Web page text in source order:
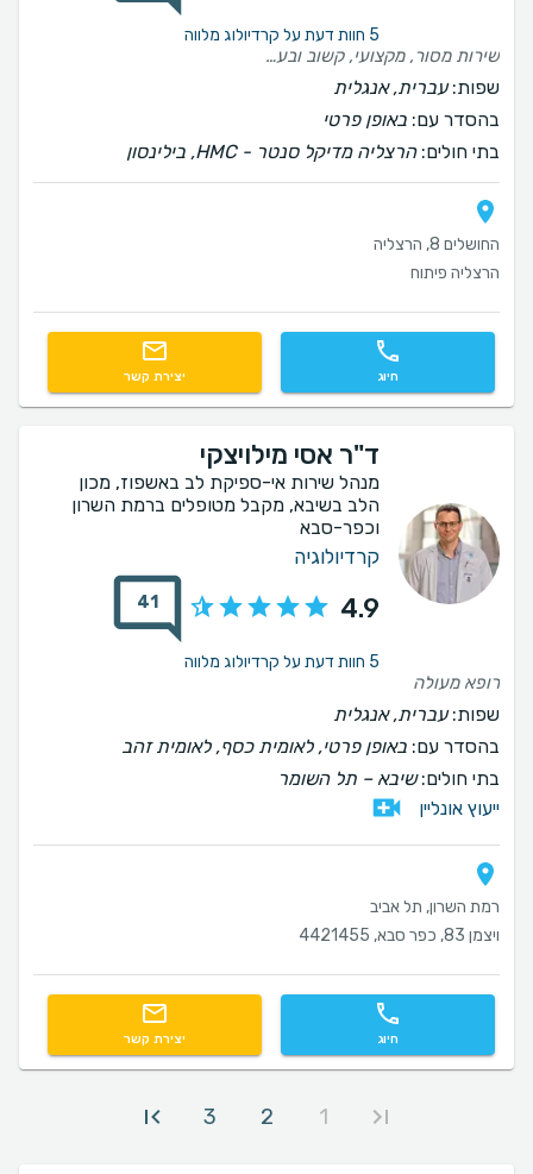
5 חוות דעת על קרדיולוג מלווה
שירות מסור, מקצועי, קשוב ובעל תועלת מרובה
שפות:עברית, אנגלית
בהסדר עם: באופן פרטי
בתי חולים:הרצליה מדיקל סנטר - HMC, בילינסון
החושלים 8, הרצליה
הרצליה פיתוח
חיוג יצירת קשר
ד"ר אסי מילויצקי
מנהל שירות אי-ספיקת לב באשפוז, מכון
הלב בשיבא, מקבל מטופלים ברמת השרון
וכפר-סבא
קרדיולוגיה
4.9
41
5 חוות דעת על קרדיולוג מלווה
רופא מעולה
שפות:עברית, אנגלית
בהסדר עם: באופן פרטי, לאומית כסף, לאומית זהב
בתי חולים:שיבא – תל השומר
ייעוץ אונליין
רמת השרון, תל אביב
ויצמן 83, כפר סבא, 4421455
חיוג יצירת קשר
1
2
3